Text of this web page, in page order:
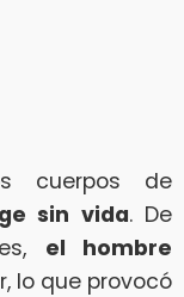
cuerpos de
sin vida. De
el hombre
lo que provocó